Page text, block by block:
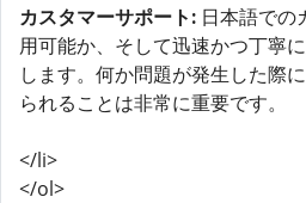
カスタマーサポート: 日本語での
用可能か、そして迅速かつ丁寧
します。何か問題が発生した際
られることは非常に重要です。
</li>
</ol>